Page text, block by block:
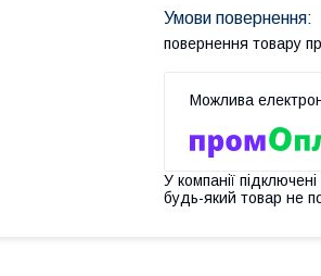
повернення товару
У компанії
будь-який товар не